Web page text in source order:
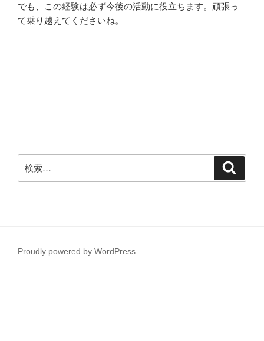
でも、この経験は必ず今後の活動に役立ちます。頑張っ
て乗り越えてくださいね。
索:
Proudly powered by WordPress